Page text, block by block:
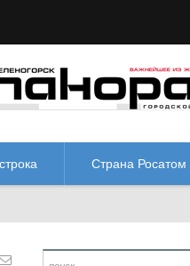
Страна Росатом